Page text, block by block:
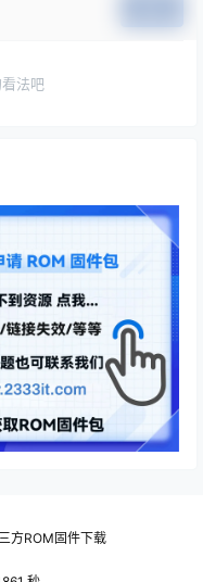
法吧
方ROM固件下载